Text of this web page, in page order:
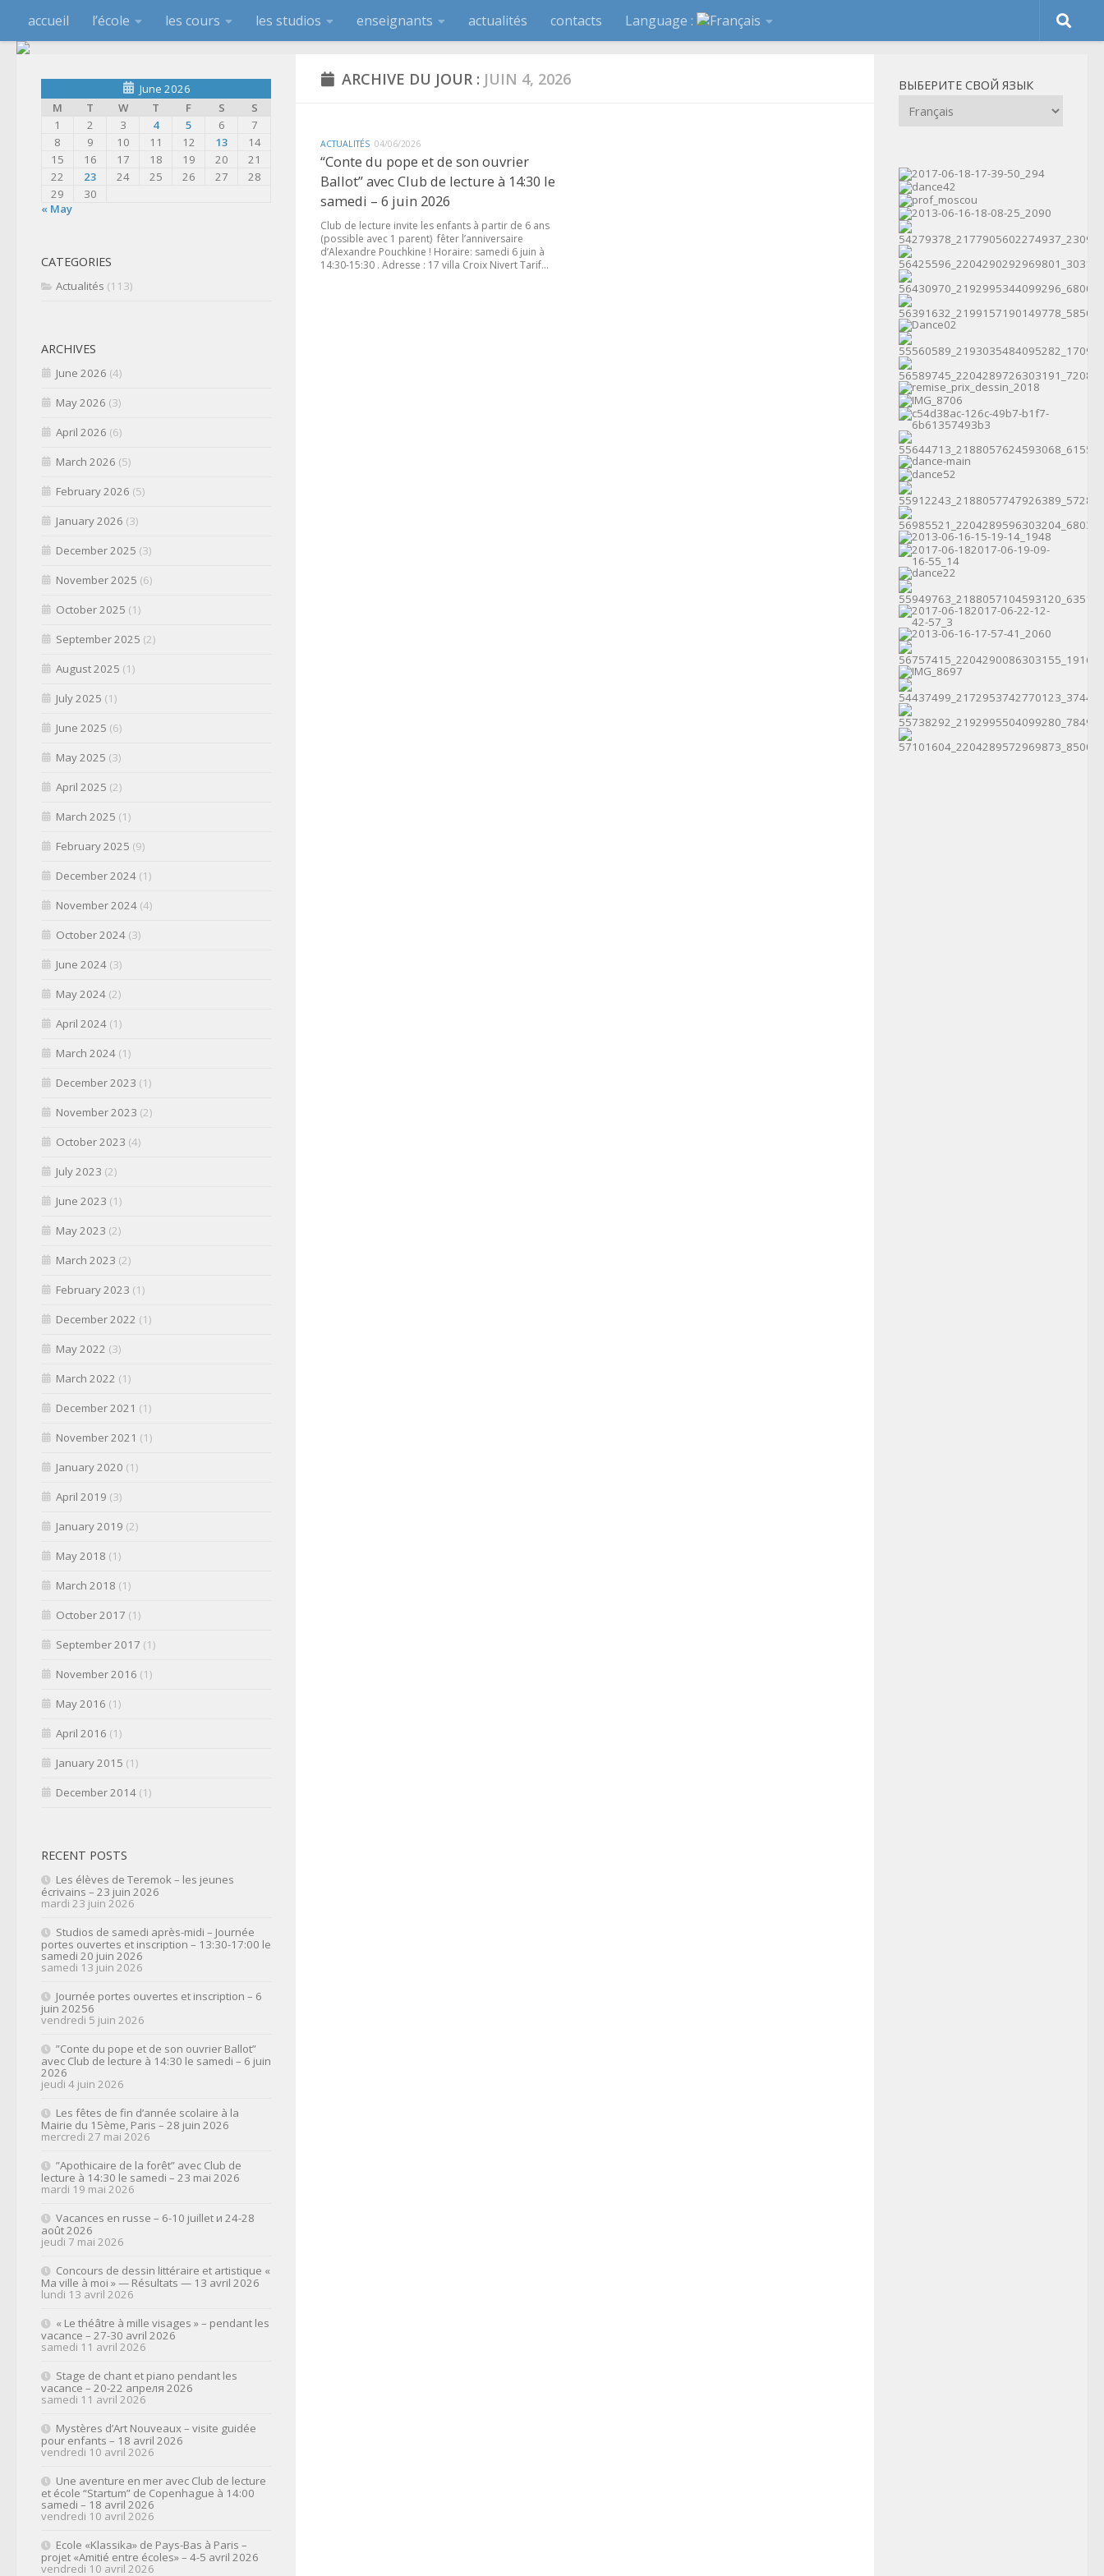
accueil l’école les cours les studios enseignants actualités contacts Language :
ARCHIVE DU JOUR : JUIN 4, 2026
ACTUALITÉS 04/06/2026
“Conte du pope et de son ouvrier
Ballot” avec Club de lecture à 14:30 le
samedi – 6 juin 2026
Club de lecture invite les enfants à partir de 6 ans
(possible avec 1 parent) fêter l’anniversaire
d’Alexandre Pouchkine ! Horaire: samedi 6 juin à
14:30-15:30 . Adresse : 17 villa Croix Nivert Tarif...
June 2026
M
T W T F S
S
1
2 3 4 5 6
7
8
9 10 11 12 13
14
15
16 17 18 19 20
21
22
23 24 25 26 27
28
29
30
« May
CATEGORIES
Actualités (113)
ARCHIVES
June 2026 (4)
May 2026 (3)
April 2026 (6)
March 2026 (5)
February 2026 (5)
January 2026 (3)
December 2025 (3)
November 2025 (6)
October 2025 (1)
September 2025 (2)
August 2025 (1)
July 2025 (1)
June 2025 (6)
May 2025 (3)
April 2025 (2)
March 2025 (1)
February 2025 (9)
December 2024 (1)
November 2024 (4)
October 2024 (3)
June 2024 (3)
May 2024 (2)
April 2024 (1)
March 2024 (1)
December 2023 (1)
November 2023 (2)
October 2023 (4)
July 2023 (2)
June 2023 (1)
May 2023 (2)
March 2023 (2)
February 2023 (1)
December 2022 (1)
May 2022 (3)
March 2022 (1)
December 2021 (1)
November 2021 (1)
January 2020 (1)
April 2019 (3)
January 2019 (2)
May 2018 (1)
March 2018 (1)
October 2017 (1)
September 2017 (1)
November 2016 (1)
May 2016 (1)
April 2016 (1)
January 2015 (1)
December 2014 (1)
RECENT POSTS
Les élèves de Teremok – les jeunes
écrivains – 23 juin 2026
mardi 23 juin 2026
Studios de samedi après-midi – Journée
portes ouvertes et inscription – 13:30-17:00 le
samedi 20 juin 2026
samedi 13 juin 2026
Journée portes ouvertes et inscription – 6
juin 20256
vendredi 5 juin 2026
”Conte du pope et de son ouvrier Ballot”
avec Club de lecture à 14:30 le samedi – 6 juin
2026
jeudi 4 juin 2026
Les fêtes de fin d’année scolaire à la
Mairie du 15ème, Paris – 28 juin 2026
mercredi 27 mai 2026
”Apothicaire de la forêt” avec Club de
lecture à 14:30 le samedi – 23 mai 2026
mardi 19 mai 2026
Vacances en russe – 6-10 juillet и 24-28
août 2026
jeudi 7 mai 2026
Concours de dessin littéraire et artistique «
Ma ville à moi » — Résultats — 13 avril 2026
lundi 13 avril 2026
« Le théâtre à mille visages » – pendant les
vacance – 27-30 avril 2026
samedi 11 avril 2026
Stage de chant et piano pendant les
vacance – 20-22 апреля 2026
samedi 11 avril 2026
Mystères d’Art Nouveaux – visite guidée
pour enfants – 18 avril 2026
vendredi 10 avril 2026
Une aventure en mer avec Club de lecture
et école “Startum” de Copenhague à 14:00
samedi – 18 avril 2026
vendredi 10 avril 2026
Ecole «Klassika» de Pays-Bas à Paris –
projet «Amitié entre écoles» – 4-5 avril 2026
vendredi 10 avril 2026
ВЫБЕРИТЕ СВОЙ ЯЗЫК